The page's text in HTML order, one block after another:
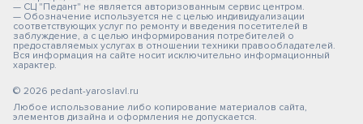
— СЦ "Педант" не является авторизованным сервис центром.
— Обозначение используется не с целью индивидуализации
соответствующих услуг по ремонту и введения посетителей в
заблуждение, а с целью информирования потребителей о
предоставляемых услугах в отношении техники правообладателей.
Вся информация на сайте носит исключительно информационный
характер.
© 2026 pedant-yaroslavl.ru
Любое использование либо копирование материалов сайта,
элементов дизайна и оформления не допускается.